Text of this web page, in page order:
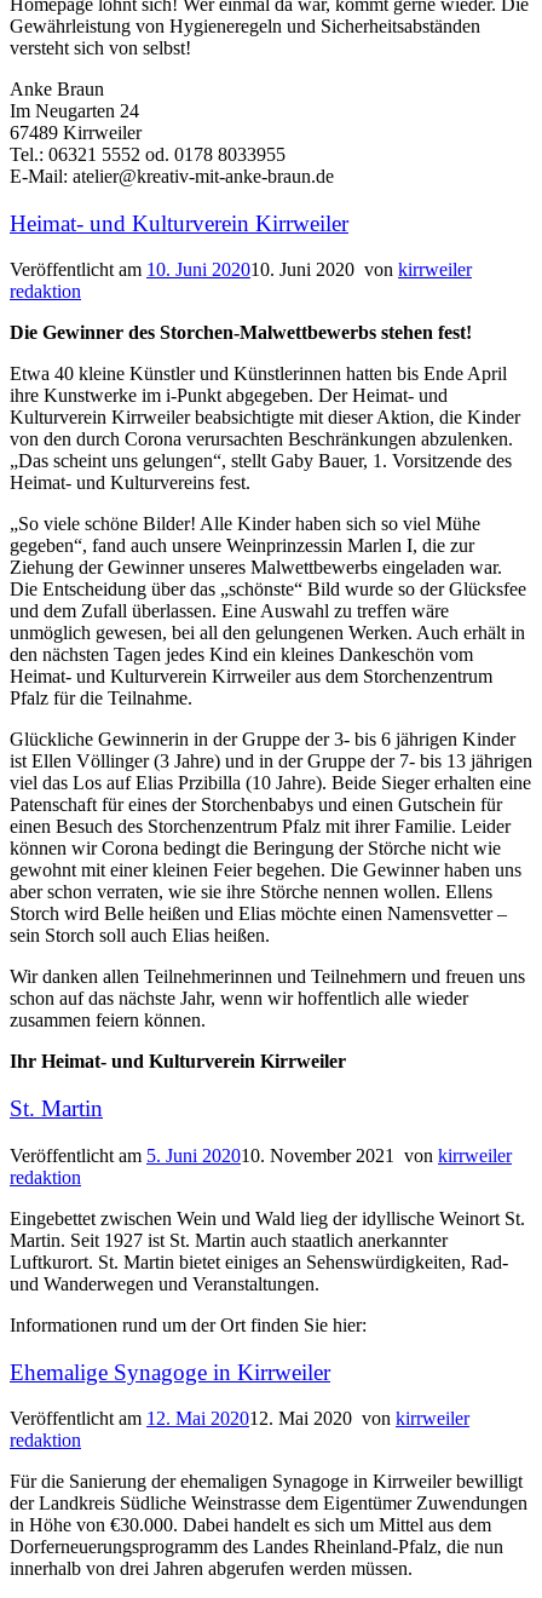
Homepage lohnt sich! Wer einmal da war, kommt gerne wieder. Die
Gewährleistung von Hygieneregeln und Sicherheitsabständen
versteht sich von selbst!
Anke Braun
Im Neugarten 24
67489 Kirrweiler
Tel.: 06321 5552 od. 0178 8033955
E-Mail: atelier@kreativ-mit-anke-braun.de
Heimat- und Kulturverein Kirrweiler
Veröffentlicht am 10. Juni 202010. Juni 2020 von kirrweiler
redaktion
Die Gewinner des Storchen-Malwettbewerbs stehen fest!
Etwa 40 kleine Künstler und Künstlerinnen hatten bis Ende April
ihre Kunstwerke im i-Punkt abgegeben. Der Heimat- und
Kulturverein Kirrweiler beabsichtigte mit dieser Aktion, die Kinder
von den durch Corona verursachten Beschränkungen abzulenken.
„Das scheint uns gelungen“, stellt Gaby Bauer, 1. Vorsitzende des
Heimat- und Kulturvereins fest.
„So viele schöne Bilder! Alle Kinder haben sich so viel Mühe
gegeben“, fand auch unsere Weinprinzessin Marlen I, die zur
Ziehung der Gewinner unseres Malwettbewerbs eingeladen war.
Die Entscheidung über das „schönste“ Bild wurde so der Glücksfee
und dem Zufall überlassen. Eine Auswahl zu treffen wäre
unmöglich gewesen, bei all den gelungenen Werken. Auch erhält in
den nächsten Tagen jedes Kind ein kleines Dankeschön vom
Heimat- und Kulturverein Kirrweiler aus dem Storchenzentrum
Pfalz für die Teilnahme.
Glückliche Gewinnerin in der Gruppe der 3- bis 6 jährigen Kinder
ist Ellen Völlinger (3 Jahre) und in der Gruppe der 7- bis 13 jährigen
viel das Los auf Elias Przibilla (10 Jahre). Beide Sieger erhalten eine
Patenschaft für eines der Storchenbabys und einen Gutschein für
einen Besuch des Storchenzentrum Pfalz mit ihrer Familie. Leider
können wir Corona bedingt die Beringung der Störche nicht wie
gewohnt mit einer kleinen Feier begehen. Die Gewinner haben uns
aber schon verraten, wie sie ihre Störche nennen wollen. Ellens
Storch wird Belle heißen und Elias möchte einen Namensvetter –
sein Storch soll auch Elias heißen.
Wir danken allen Teilnehmerinnen und Teilnehmern und freuen uns
schon auf das nächste Jahr, wenn wir hoffentlich alle wieder
zusammen feiern können.
Ihr Heimat- und Kulturverein Kirrweiler
St. Martin
Veröffentlicht am 5. Juni 202010. November 2021 von kirrweiler
redaktion
Eingebettet zwischen Wein und Wald lieg der idyllische Weinort St.
Martin. Seit 1927 ist St. Martin auch staatlich anerkannter
Luftkurort. St. Martin bietet einiges an Sehenswürdigkeiten, Rad-
und Wanderwegen und Veranstaltungen.
Informationen rund um der Ort finden Sie hier:
Ehemalige Synagoge in Kirrweiler
Veröffentlicht am 12. Mai 202012. Mai 2020 von kirrweiler
redaktion
Für die Sanierung der ehemaligen Synagoge in Kirrweiler bewilligt
der Landkreis Südliche Weinstrasse dem Eigentümer Zuwendungen
in Höhe von €30.000. Dabei handelt es sich um Mittel aus dem
Dorferneuerungsprogramm des Landes Rheinland-Pfalz, die nun
innerhalb von drei Jahren abgerufen werden müssen.